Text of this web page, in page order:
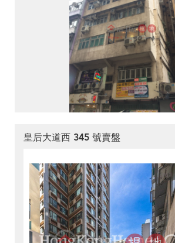
皇后大道西 345 號賣盤